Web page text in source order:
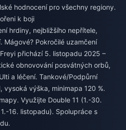
hodnocení pro všechny regiony.
k boji
hrdiny, nejbližšího nepřítele,
Mágové? Pokročilé uzamčení
přichází 5. listopadu 2025 –
obnovování posvátných orbů,
a léčení. Tankové/Podpůrní
vysoká výška, minimapa 120 %.
Využijte Double 11 (1.-30.
16. listopadu). Spolupráce s